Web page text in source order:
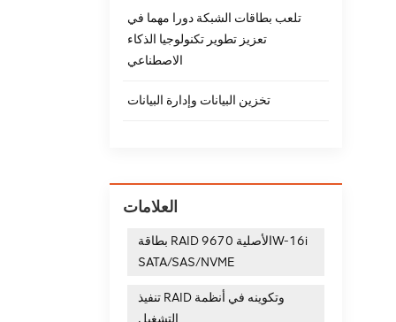
تلعب بطاقات الشبكة دورا مهما في
تعزيز تطوير تكنولوجيا الذكاء
الاصطناعي
تخزين البيانات وإدارة البيانات
العلامات
بطاقة RAID الأصلية 9670W-16i
SATA/SAS/NVME
تنفيذ RAID وتكوينه في أنظمة
التشغيل